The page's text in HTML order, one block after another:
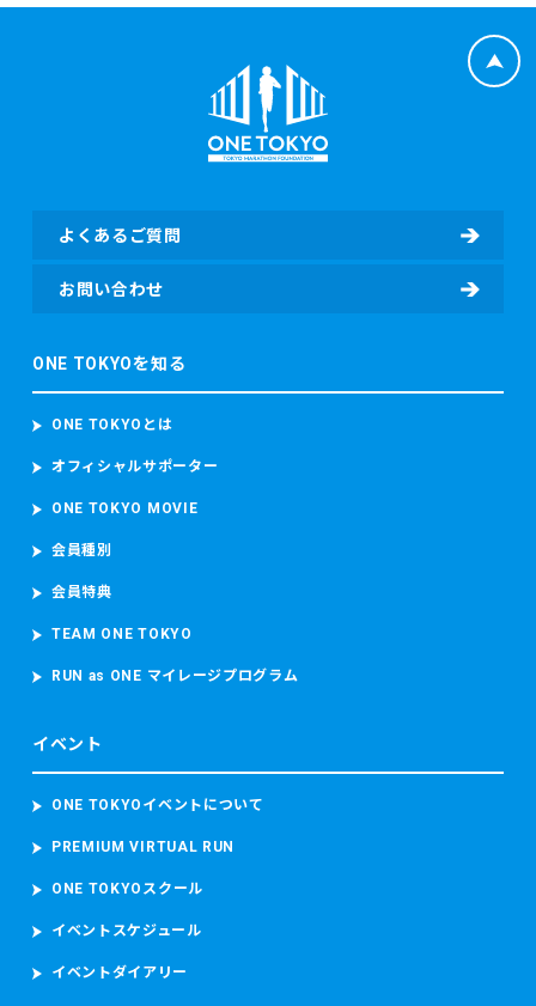
よくあるご質問
お問い合わせ
ONE TOKYOを知る
ONE TOKYOとは
オフィシャルサポーター
ONE TOKYO MOVIE
会員種別
会員特典
TEAM ONE TOKYO
RUN as ONE マイレージプログラム
イベント
ONE TOKYOイベントについて
PREMIUM VIRTUAL RUN
ONE TOKYOスクール
イベントスケジュール
イベントダイアリー